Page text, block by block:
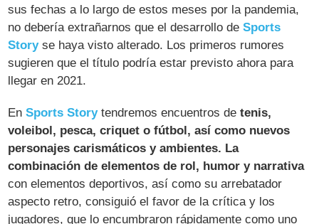
sus fechas a lo largo de estos meses por la pandemia,
no debería extrañarnos que el desarrollo deSports
Storyse haya visto alterado. Los primeros rumores
sugieren que el título podría estar previsto ahora para
llegar en 2021.
EnSports Storytendremos encuentros detenis,
voleibol, pesca, criquet o fútbol, así como nuevos
personajes carismáticos y ambientes. La
combinación de elementos de rol, humor y narrativa
con elementos deportivos, así como su arrebatador
aspecto retro, consiguió el favor de la crítica y los
jugadores, que lo encumbraron rápidamente como uno